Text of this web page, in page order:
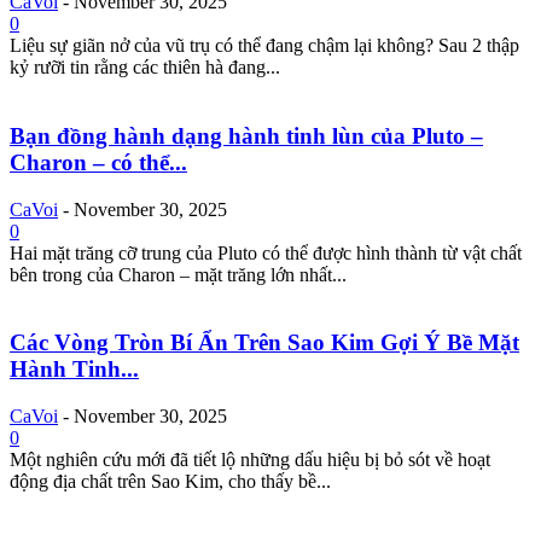
0
Liệu sự giãn nở của vũ trụ có thể đang chậm lại không? Sau 2 thập
kỷ rưỡi tin rằng các thiên hà đang...
Bạn đồng hành dạng hành tinh lùn của Pluto –
Charon – có thể...
CaVoi - November 30, 2025
0
Hai mặt trăng cỡ trung của Pluto có thể được hình thành từ vật chất
bên trong của Charon – mặt trăng lớn nhất...
Các Vòng Tròn Bí Ẩn Trên Sao Kim Gợi Ý Bề Mặt
Hành Tinh...
CaVoi - November 30, 2025
0
Một nghiên cứu mới đã tiết lộ những dấu hiệu bị bỏ sót về hoạt
động địa chất trên Sao Kim, cho thấy bề...